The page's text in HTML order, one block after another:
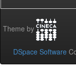
Theme by
DSpace Software